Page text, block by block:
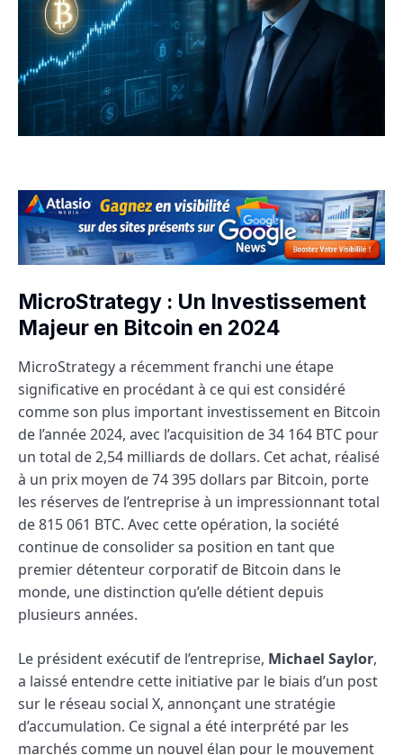
MicroStrategy : Un Investissement
Majeur en Bitcoin en 2024
MicroStrategy a récemment franchi une étape
significative en procédant à ce qui est considéré
comme son plus important investissement en Bitcoin
de l’année 2024, avec l’acquisition de 34 164 BTC pour
un total de 2,54 milliards de dollars. Cet achat, réalisé
à un prix moyen de 74 395 dollars par Bitcoin, porte
les réserves de l’entreprise à un impressionnant total
de 815 061 BTC. Avec cette opération, la société
continue de consolider sa position en tant que
premier détenteur corporatif de Bitcoin dans le
monde, une distinction qu’elle détient depuis
plusieurs années.
Le président exécutif de l’entreprise, Michael Saylor,
a laissé entendre cette initiative par le biais d’un post
sur le réseau social X, annonçant une stratégie
d’accumulation. Ce signal a été interprété par les
marchés comme un nouvel élan pour le mouvement